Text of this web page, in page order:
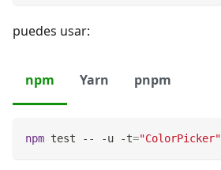
puedes usar:
npm Yarn pnpm
npm test -- -u -t="ColorPicker"